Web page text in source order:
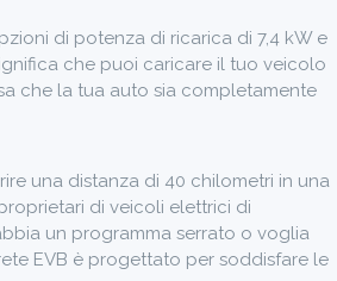
di potenza di ricarica di 7,4 kW e
che puoi caricare il tuo veicolo
che la tua auto sia completamente
una distanza di 40 chilometri in una
di veicoli elettrici di
un programma serrato o voglia
EVB è progettato per soddisfare le